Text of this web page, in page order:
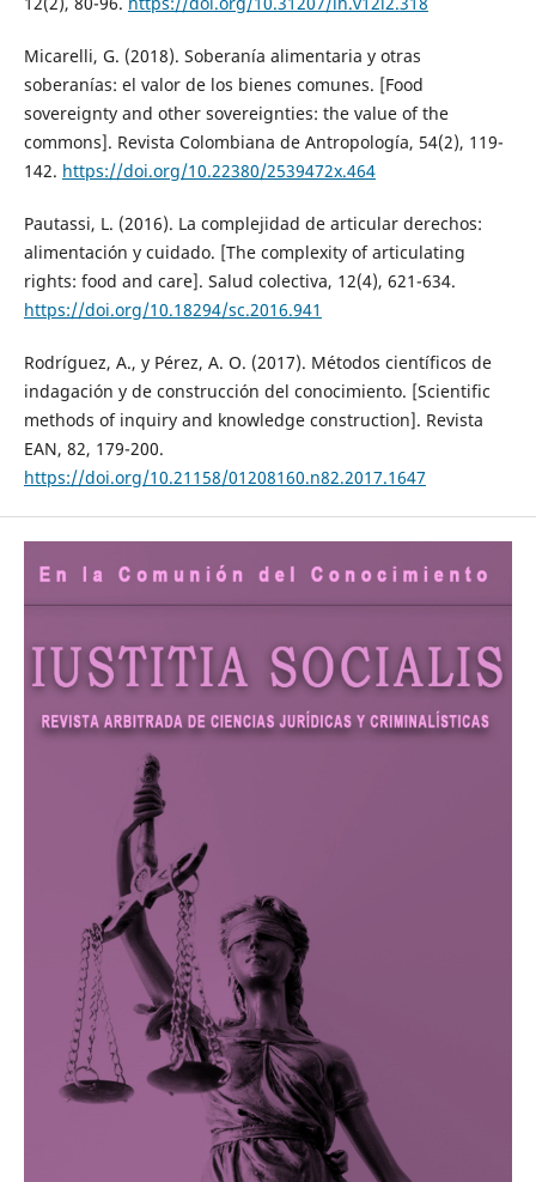
Micarelli, G. (2018). Soberanía alimentaria y otras
soberanías: el valor de los bienes comunes. [Food
sovereignty and other sovereignties: the value of the
commons]. Revista Colombiana de Antropología, 54(2), 119-
142. https://doi.org/10.22380/2539472x.464
Pautassi, L. (2016). La complejidad de articular derechos:
alimentación y cuidado. [The complexity of articulating
rights: food and care]. Salud colectiva, 12(4), 621-634.
https://doi.org/10.18294/sc.2016.941
Rodríguez, A., y Pérez, A. O. (2017). Métodos científicos de
indagación y de construcción del conocimiento. [Scientific
methods of inquiry and knowledge construction]. Revista
EAN, 82, 179-200.
https://doi.org/10.21158/01208160.n82.2017.1647